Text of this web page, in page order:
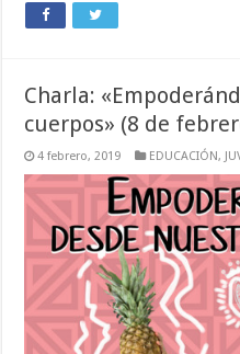
Charla:
cuerpos» (8 de
4 febrero, 2019 EDUCACIÓN,